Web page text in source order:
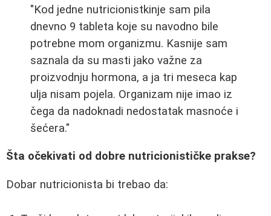
"Kod jedne nutricionistkinje sam pila
dnevno 9 tableta koje su navodno bile
potrebne mom organizmu. Kasnije sam
saznala da su masti jako važne za
proizvodnju hormona, a ja tri meseca kap
ulja nisam pojela. Organizam nije imao iz
čega da nadoknadi nedostatak masnoće i
šećera."
Šta očekivati od dobre nutricionističke prakse?
Dobar nutricionista bi trebao da: